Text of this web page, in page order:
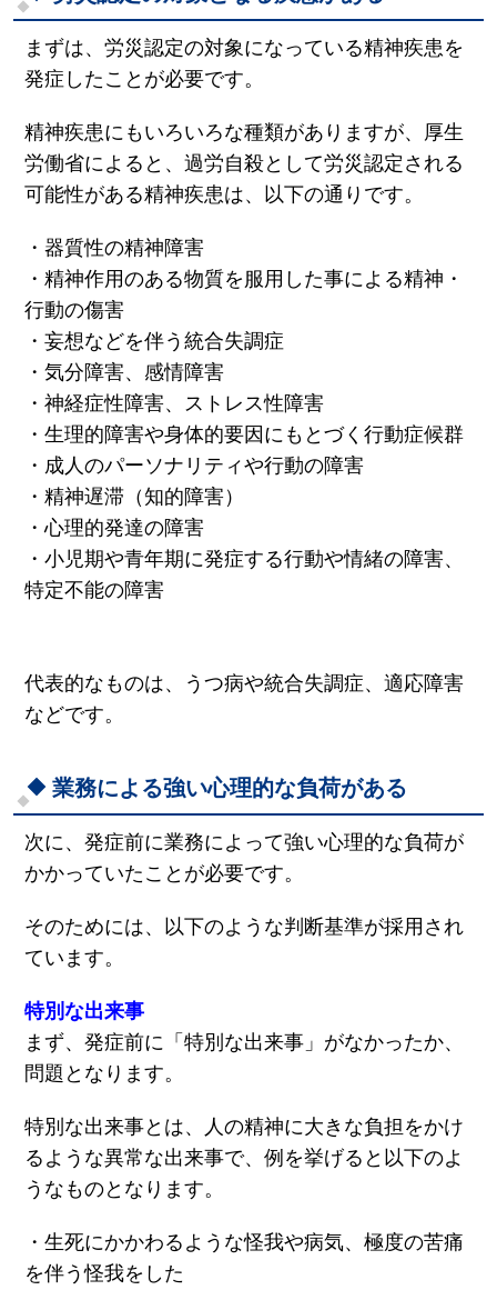
まずは、労災認定の対象になっている精神疾患を
発症したことが必要です。
精神疾患にもいろいろな種類がありますが、厚生
労働省によると、過労自殺として労災認定される
可能性がある精神疾患は、以下の通りです。
・器質性の精神障害
・精神作用のある物質を服用した事による精神・
行動の傷害
・妄想などを伴う統合失調症
・気分障害、感情障害
・神経症性障害、ストレス性障害
・生理的障害や身体的要因にもとづく行動症候群
・成人のパーソナリティや行動の障害
・精神遅滞（知的障害）
・心理的発達の障害
・小児期や青年期に発症する行動や情緒の障害、
特定不能の障害
代表的なものは、うつ病や統合失調症、適応障害
などです。
業務による強い心理的な負荷がある
次に、発症前に業務によって強い心理的な負荷が
かかっていたことが必要です。
そのためには、以下のような判断基準が採用され
ています。
特別な出来事
まず、発症前に「特別な出来事」がなかったか、
問題となります。
特別な出来事とは、人の精神に大きな負担をかけ
るような異常な出来事で、例を挙げると以下のよ
うなものとなります。
・生死にかかわるような怪我や病気、極度の苦痛
を伴う怪我をした